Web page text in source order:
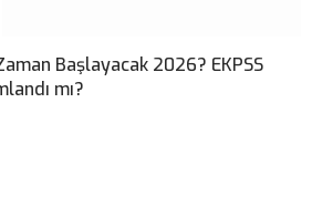
Başlayacak 2026? EKPSS
mı?